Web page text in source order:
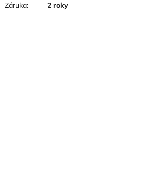
Záruka: 2 roky